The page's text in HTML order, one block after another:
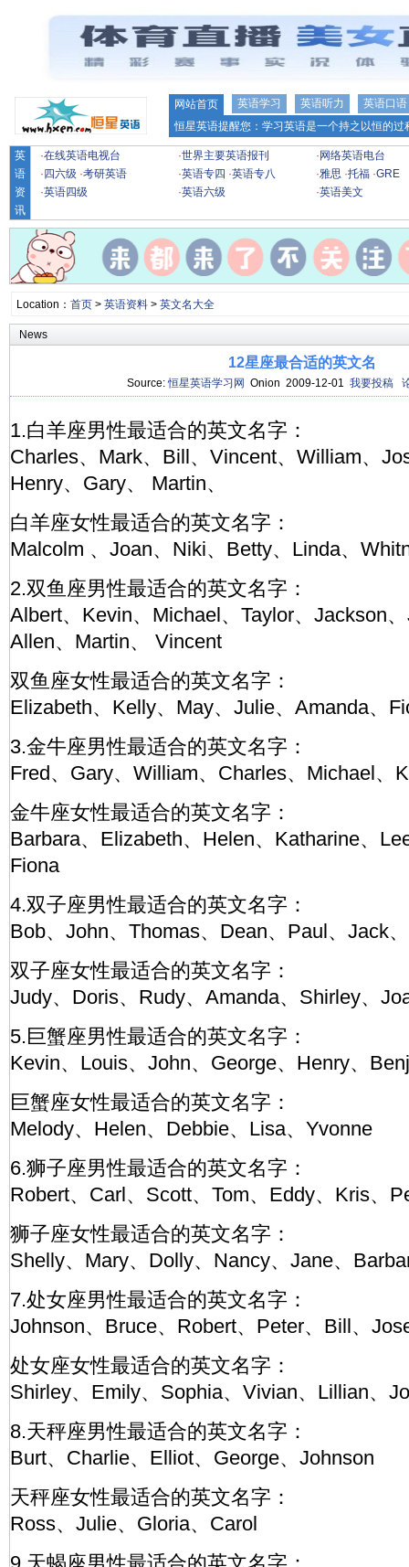
网站首页 英语学习 英语听力
英语口语
恒星英语提醒您：学习英语是一个持之以恒的
英
语
资
讯
·在线英语电视台 ·世界主要英语报刊 · 网络英语电台
· 四六级 ·考研英语 ·英语专四 ·英语专八 ·雅思 ·托福 ·GRE
·英语四级 ·英语六级 ·英语美文
Location： 首页> 英语资料> 英文名大全
News
12星座最合适的英文名
Source:恒星英语学习网 Onion 2009-12-01 我要投稿
1.白羊座男性最适合的英文名字：
Charles、Mark、Bill、Vincent、William、
Henry、Gary、 Martin、
白羊座女性最适合的英文名字：
Malcolm 、Joan、Niki、Betty、Linda、
2.双鱼座男性最适合的英文名字：
Albert、Kevin、Michael、Taylor、Jackson
Allen、Martin、 Vincent
双鱼座女性最适合的英文名字：
Elizabeth、Kelly、May、Julie、Amanda、
3.金牛座男性最适合的英文名字：
Fred、Gary、William、Charles、Michael、
金牛座女性最适合的英文名字：
Barbara、Elizabeth、Helen、Katharine、
Fiona
4.双子座男性最适合的英文名字：
Bob、John、Thomas、Dean、Paul、Jack
双子座女性最适合的英文名字：
Judy、Doris、Rudy、Amanda、Shirley、
5.巨蟹座男性最适合的英文名字：
Kevin、Louis、John、George、Henry、
巨蟹座女性最适合的英文名字：
Melody、Helen、Debbie、Lisa、Yvonne
6.狮子座男性最适合的英文名字：
Robert、Carl、Scott、Tom、Eddy、Kris、
狮子座女性最适合的英文名字：
Shelly、Mary、Dolly、Nancy、Jane、
7.处女座男性最适合的英文名字：
Johnson、Bruce、Robert、Peter、Bill、
处女座女性最适合的英文名字：
Shirley、Emily、Sophia、Vivian、Lillian、
8.天秤座男性最适合的英文名字：
Burt、Charlie、Elliot、George、Johnson
天秤座女性最适合的英文名字：
Ross、Julie、Gloria、Carol